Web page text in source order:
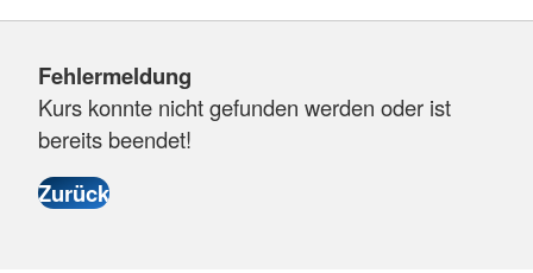
Fehlermeldung
Kurs konnte nicht gefunden werden oder ist
bereits beendet!